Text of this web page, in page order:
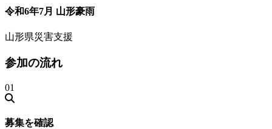
令和6年7月 山形豪雨
山形県災害支援
参加の流れ
01
募集を確認